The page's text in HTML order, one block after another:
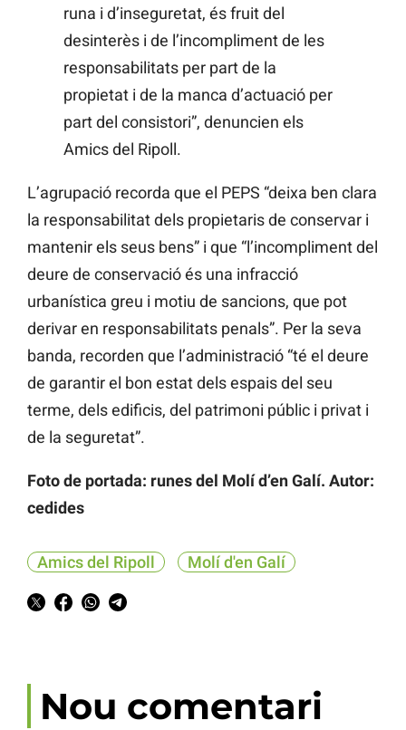
runa i d’inseguretat, és fruit del
desinterès i de l’incompliment de les
responsabilitats per part de la
propietat i de la manca d’actuació per
part del consistori”, denuncien els
Amics del Ripoll.
L’agrupació recorda que el PEPS “deixa ben clara
la responsabilitat dels propietaris de conservar i
mantenir els seus bens” i que “l’incompliment del
deure de conservació és una infracció
urbanística greu i motiu de sancions, que pot
derivar en responsabilitats penals”. Per la seva
banda, recorden que l’administració “té el deure
de garantir el bon estat dels espais del seu
terme, dels edificis, del patrimoni públic i privat i
de la seguretat”.
Foto de portada: runes del Molí d’en Galí. Autor:
cedides
Amics del Ripoll Molí d'en Galí
Nou comentari